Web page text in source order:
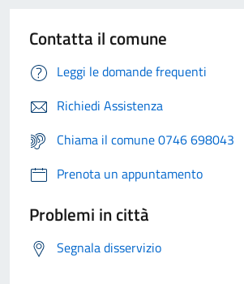
Contatta il comune
Leggi le domande frequenti
Richiedi Assistenza
Chiama il comune 0746 698043
Prenota un appuntamento
Problemi in città
Segnala disservizio